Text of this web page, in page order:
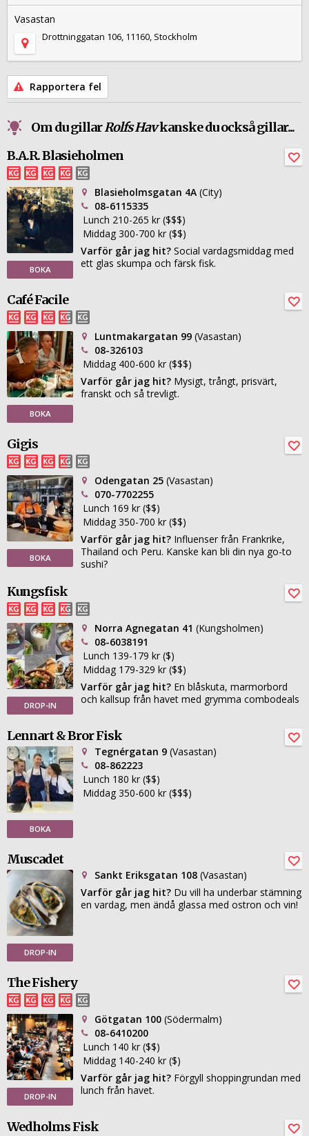
Vasastan
Drottninggatan 106, 11160, Stockholm
Rapportera fel
Om du gillarRolfs Havkanske du också gillar...
B.A.R. Blasieholmen
BOKA
Blasieholmsgatan 4A (City)
08-6115335
Lunch 210-265 kr ($$$)
Middag 300-700 kr ($$)
Varför går jag hit? Social vardagsmiddag med
ett glas skumpa och färsk fisk.
Café Facile
BOKA
Luntmakargatan 99 (Vasastan)
08-326103
Middag 400-600 kr ($$$)
Varför går jag hit? Mysigt, trångt, prisvärt,
franskt och så trevligt.
Gigis
BOKA
Odengatan 25 (Vasastan)
070-7702255
Lunch 169 kr ($$)
Middag 350-700 kr ($$)
Varför går jag hit? Influenser från Frankrike,
Thailand och Peru. Kanske kan bli din nya go-to
sushi?
Kungsfisk
DROP-IN
Norra Agnegatan 41 (Kungsholmen)
08-6038191
Lunch 139-179 kr ($)
Middag 179-329 kr ($$)
Varför går jag hit? En blåskuta, marmorbord
och kallsup från havet med grymma combodeals
Lennart & Bror Fisk
BOKA
Tegnérgatan 9 (Vasastan)
08-862223
Lunch 180 kr ($$)
Middag 350-600 kr ($$$)
Muscadet
DROP-IN
Sankt Eriksgatan 108 (Vasastan)
Varför går jag hit? Du vill ha underbar stämning
en vardag, men ändå glassa med ostron och vin!
The Fishery
DROP-IN
Götgatan 100 (Södermalm)
08-6410200
Lunch 140 kr ($$)
Middag 140-240 kr ($)
Varför går jag hit? Förgyll shoppingrundan med
lunch från havet.
Wedholms Fisk